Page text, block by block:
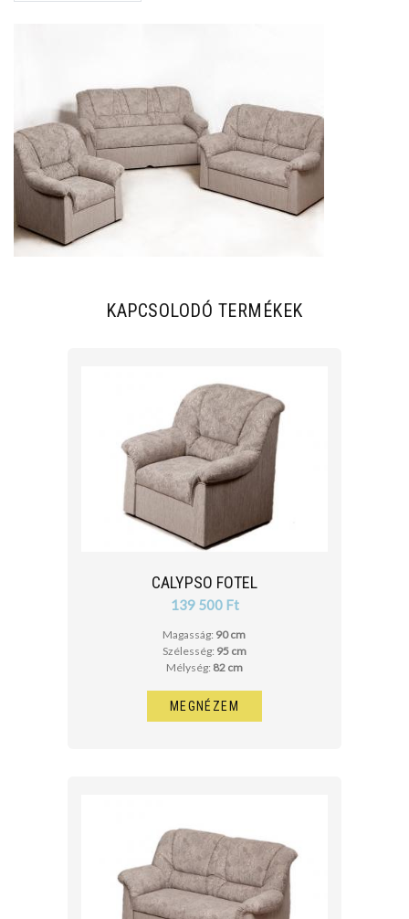
KAPCSOLODÓ TERMÉKEK
CALYPSO FOTEL
139 500 Ft
Magasság: 90 cm
Szélesség: 95 cm
Mélység: 82 cm
MEGNÉZEM